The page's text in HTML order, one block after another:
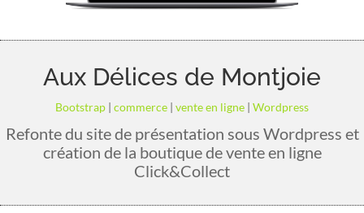
Aux Délices de Montjoie
Bootstrap | commerce | vente en ligne | Wordpress
Refonte du site de présentation sous Wordpress et
création de la boutique de vente en ligne
Click&Collect